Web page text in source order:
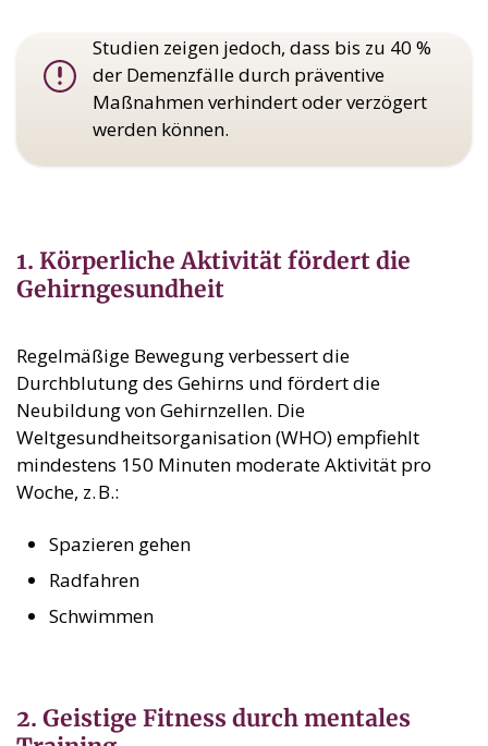
Studien zeigen jedoch, dass bis zu 40 %
der Demenzfälle durch präventive
Maßnahmen verhindert oder verzögert
werden können.
1. Körperliche Aktivität fördert die
Gehirngesundheit
Regelmäßige Bewegung verbessert die
Durchblutung des Gehirns und fördert die
Neubildung von Gehirnzellen. Die
Weltgesundheitsorganisation (WHO) empfiehlt
mindestens 150 Minuten moderate Aktivität pro
Woche, z. B.:
Spazieren gehen
Radfahren
Schwimmen
2. Geistige Fitness durch mentales